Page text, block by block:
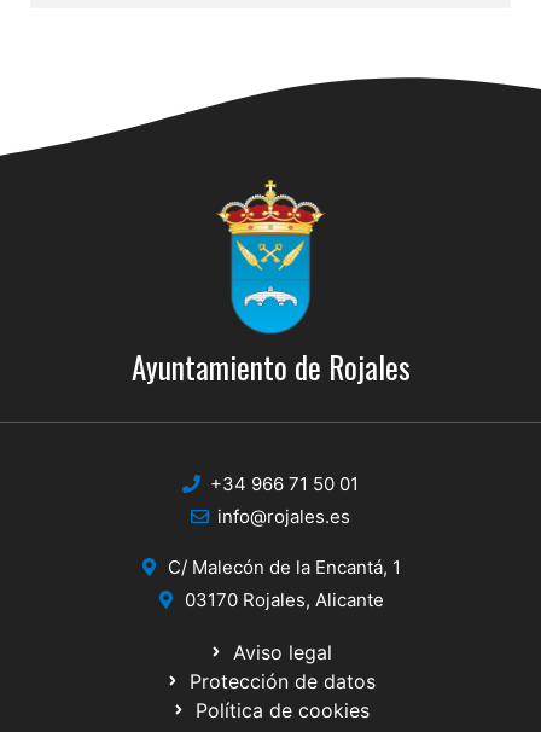
Ayuntamiento de Rojales
+34 966 71 50 01
info@rojales.es
C/ Malecón de la Encantá, 1
03170 Rojales, Alicante
Aviso legal
Protección de datos
Política de cookies